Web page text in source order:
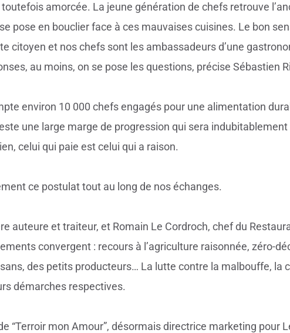
amorcée. La jeune génération de chefs retrouve
pose en bouclier face à ces mauvaises cuisines. Le bon
citoyen et nos chefs sont les ambassadeurs d’une
au moins, on se pose les questions, précise Sébastien
environ 10 000 chefs engagés pour une alimentation
une large marge de progression qui sera indubitablement
celui qui paie est celui qui a raison.
ce postulat tout au long de nos échanges.
auteure et traiteur, et Romain Le Cordroch, chef du
convergent : recours à l’agriculture raisonnée, zéro-
des petits producteurs… La lutte contre la malbouffe, la
démarches respectives.
“Terroir mon Amour”, désormais directrice marketing pour